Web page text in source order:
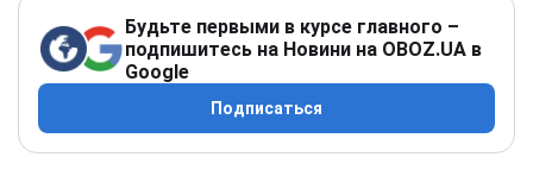
Будьте первыми в курсе главного –
подпишитесь на Новини на OBOZ.UA в
Google
Подписаться